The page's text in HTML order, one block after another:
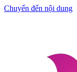
Chuyển đến nội dung